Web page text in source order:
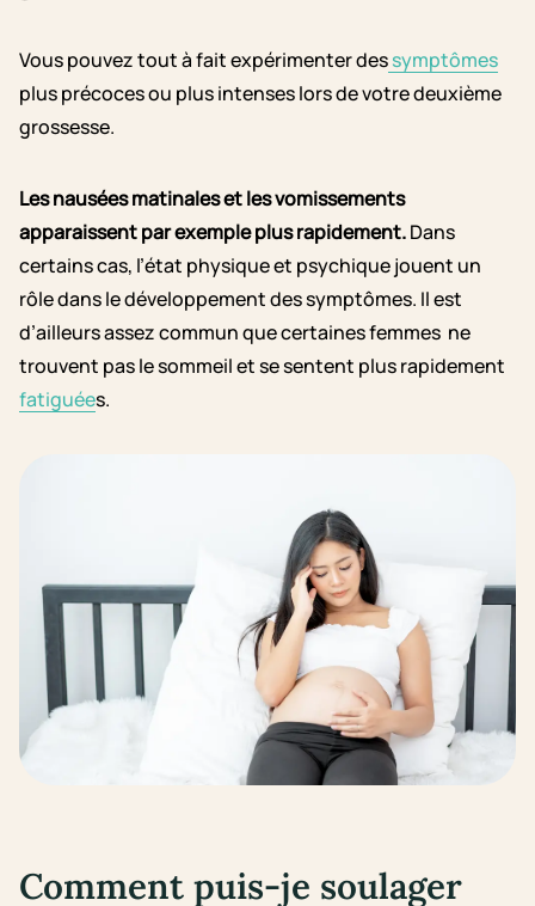
Vous pouvez tout à fait expérimenter dessymptômes
plus précoces ou plus intenses lors de votre deuxième
grossesse.
Les nausées matinales et les vomissements
apparaissent par exemple plus rapidement.Dans
certains cas, l’état physique et psychique jouent un
rôle dans le développement des symptômes. Il est
d’ailleurs assez commun que certaines femmes ne
trouvent pas le sommeil et se sentent plus rapidement
fatiguées.
Comment puis-je soulager